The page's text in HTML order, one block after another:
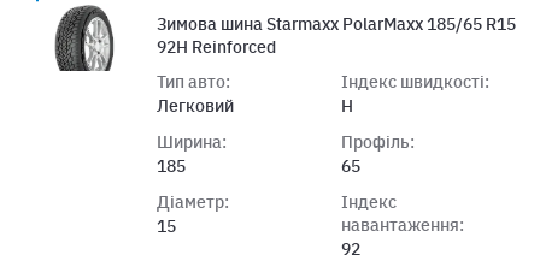
Зимова шина Starmaxx PolarMaxx 185/65 R15
92Н Reinforced
Тип авто:
Легковий
Ширина:
185
Діаметр:
15
Індекс швидкості:
H
Профіль:
65
Індекс
навантаження:
92